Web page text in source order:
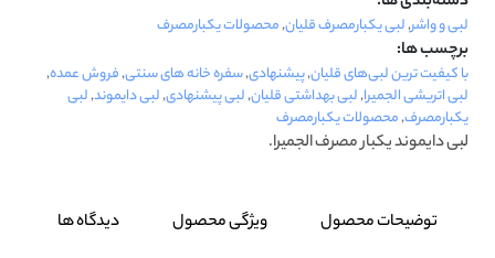
لبی و واشر,لبی یکبارمصرف قلیان,محصولات یکبارمصرف
برچسب ها:
با کیفیت ترین لبی‌های قلیان,پیشنهادی,سفره خانه های سنتی,فروش عمده,
لبی اتریشی الجمیرا,لبی بهداشتی قلیان,لبی پیشنهادی,لبی دایموند,لبی
یکبارمصرف,محصولات یکبارمصرف
لبی دایموند یکبار مصرف الجمیرا.
توضیحات محصول ویژگی محصول دیدگاه ها